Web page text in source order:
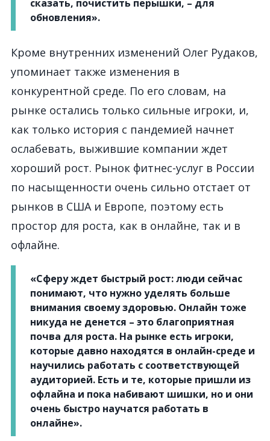
сказать, почистить перышки, – для
обновления».
Кроме внутренних изменений Олег Рудаков,
упоминает также изменения в
конкурентной среде. По его словам, на
рынке остались только сильные игроки, и,
как только история с пандемией начнет
ослабевать, выжившие компании ждет
хороший рост. Рынок фитнес-услуг в России
по насыщенности очень сильно отстает от
рынков в США и Европе, поэтому есть
простор для роста, как в онлайне, так и в
офлайне.
«Сферу ждет быстрый рост: люди сейчас
понимают, что нужно уделять больше
внимания своему здоровью. Онлайн тоже
никуда не денется – это благоприятная
почва для роста. На рынке есть игроки,
которые давно находятся в онлайн-среде и
научились работать с соответствующей
аудиторией. Есть и те, которые пришли из
офлайна и пока набивают шишки, но и они
очень быстро научатся работать в
онлайне».